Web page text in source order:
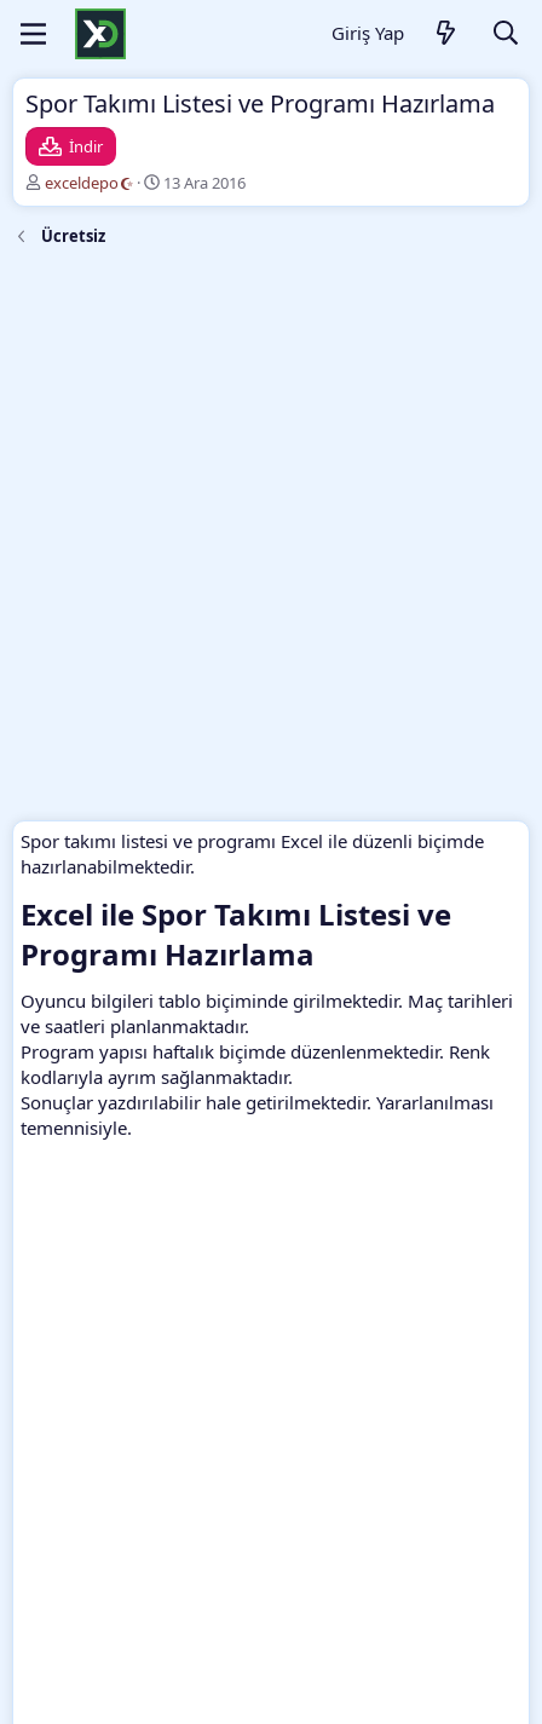
Giriş Yap
Spor Takımı Listesi ve Programı Hazırlama
İndir
Y
a
z
a
exceldepo
O
l
13 Ara 2016
Ücretsiz
Spor takımı listesi ve programı Excel ile düzenli biçimde
hazırlanabilmektedir.
Excel ile Spor Takımı Listesi ve
Programı Hazırlama​
Oyuncu bilgileri tablo biçiminde girilmektedir. Maç tarihleri
ve saatleri planlanmaktadır.
Program yapısı haftalık biçimde düzenlenmektedir. Renk
kodlarıyla ayrım sağlanmaktadır.
Sonuçlar yazdırılabilir hale getirilmektedir. Yararlanılması
temennisiyle.